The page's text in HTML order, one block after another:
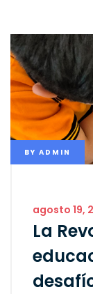
BY ADMIN
agosto 19,
La